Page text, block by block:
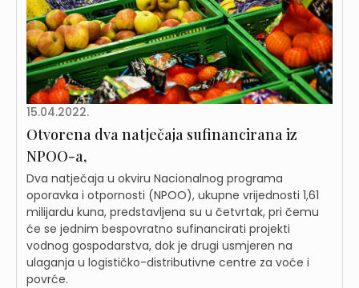
15.04.2022.
Otvorena dva natječaja sufinancirana iz
NPOO-a,
Dva natječaja u okviru Nacionalnog programa
oporavka i otpornosti (NPOO), ukupne vrijednosti 1,61
milijardu kuna, predstavljena su u četvrtak, pri čemu
će se jednim bespovratno sufinancirati projekti
vodnog gospodarstva, dok je drugi usmjeren na
ulaganja u logističko-distributivne centre za voće i
povrće.